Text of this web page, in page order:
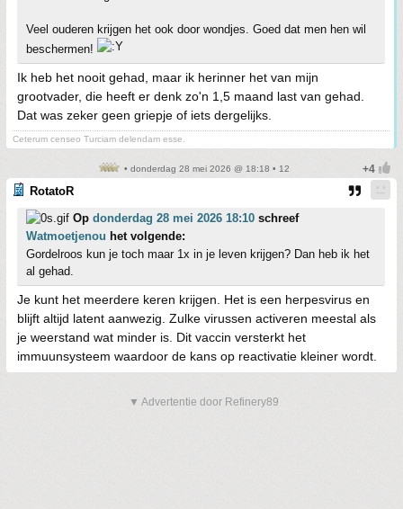
Veel ouderen krijgen het ook door wondjes. Goed dat men hen wil
beschermen!
Ik heb het nooit gehad, maar ik herinner het van mijn
grootvader, die heeft er denk zo'n 1,5 maand last van gehad.
Dat was zeker geen griepje of iets dergelijks.
Ceterum censeo Turciam delendam esse.
• donderdag 28 mei 2026 @ 18:18 • 12
RotatoR
Op donderdag 28 mei 2026 18:10 schreef
Watmoetjenou het volgende:
Gordelroos kun je toch maar 1x in je leven krijgen? Dan heb ik het
al gehad.
Je kunt het meerdere keren krijgen. Het is een herpesvirus en
blijft altijd latent aanwezig. Zulke virussen activeren meestal als
je weerstand wat minder is. Dit vaccin versterkt het
immuunsysteem waardoor de kans op reactivatie kleiner wordt.
▼ Advertentie door Refinery89